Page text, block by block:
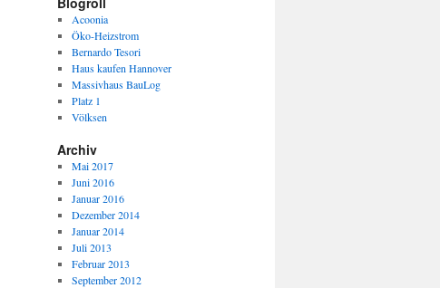
Acoonia
Öko-Heizstrom
Bernardo Tesori
Haus kaufen Hannover
Massivhaus BauLog
Platz 1
Völksen
Archiv
Mai 2017
Juni 2016
Januar 2016
Dezember 2014
Januar 2014
Juli 2013
Februar 2013
September 2012